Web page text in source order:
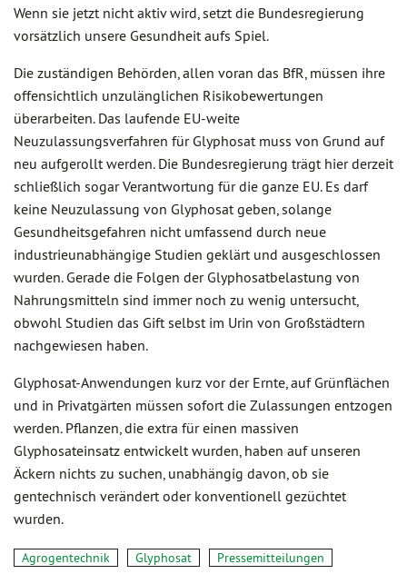
Wenn sie jetzt nicht aktiv wird, setzt die Bundesregierung
vorsätzlich unsere Gesundheit aufs Spiel.
Die zuständigen Behörden, allen voran das BfR, müssen ihre
offensichtlich unzulänglichen Risikobewertungen
überarbeiten. Das laufende EU-weite
Neuzulassungsverfahren für Glyphosat muss von Grund auf
neu aufgerollt werden. Die Bundesregierung trägt hier derzeit
schließlich sogar Verantwortung für die ganze EU. Es darf
keine Neuzulassung von Glyphosat geben, solange
Gesundheitsgefahren nicht umfassend durch neue
industrieunabhängige Studien geklärt und ausgeschlossen
wurden. Gerade die Folgen der Glyphosatbelastung von
Nahrungsmitteln sind immer noch zu wenig untersucht,
obwohl Studien das Gift selbst im Urin von Großstädtern
nachgewiesen haben.
Glyphosat-Anwendungen kurz vor der Ernte, auf Grünflächen
und in Privatgärten müssen sofort die Zulassungen entzogen
werden. Pflanzen, die extra für einen massiven
Glyphosateinsatz entwickelt wurden, haben auf unseren
Äckern nichts zu suchen, unabhängig davon, ob sie
gentechnisch verändert oder konventionell gezüchtet
wurden.
Agrogentechnik Glyphosat Pressemitteilungen